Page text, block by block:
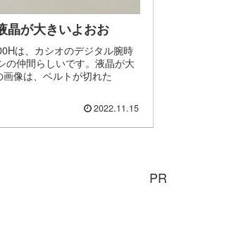
晶が大きいよおお
は、カシオのデジタル腕時
の仲間らしいです。液晶が大
像は、ベルトが切れた
2022.11.15
PR